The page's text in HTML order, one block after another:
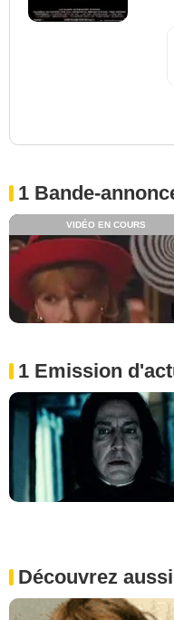
1 Bande-
VIDÉO EN COURS
1 Emission
Découvrez aussi